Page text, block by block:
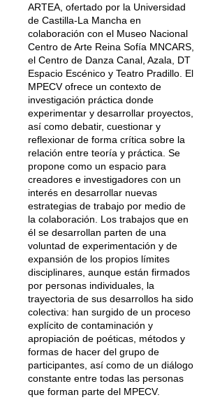
ARTEA, ofertado por la Universidad
de Castilla-La Mancha en
colaboración con el Museo Nacional
Centro de Arte Reina Sofía MNCARS,
el Centro de Danza Canal, Azala, DT
Espacio Escénico y Teatro Pradillo. El
MPECV ofrece un contexto de
investigación práctica donde
experimentar y desarrollar proyectos,
así como debatir, cuestionar y
reflexionar de forma crítica sobre la
relación entre teoría y práctica. Se
propone como un espacio para
creadores e investigadores con un
interés en desarrollar nuevas
estrategias de trabajo por medio de
la colaboración. Los trabajos que en
él se desarrollan parten de una
voluntad de experimentación y de
expansión de los propios límites
disciplinares, aunque están firmados
por personas individuales, la
trayectoria de sus desarrollos ha sido
colectiva: han surgido de un proceso
explícito de contaminación y
apropiación de poéticas, métodos y
formas de hacer del grupo de
participantes, así como de un diálogo
constante entre todas las personas
que forman parte del MPECV.